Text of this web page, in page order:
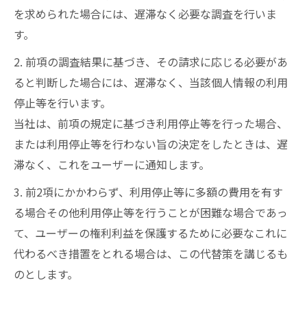
を求められた場合には、遅滞なく必要な調査を行いま
す。
2. 前項の調査結果に基づき、その請求に応じる必要があ
ると判断した場合には、遅滞なく、当該個人情報の利用
停止等を行います。
当社は、前項の規定に基づき利用停止等を行った場合、
または利用停止等を行わない旨の決定をしたときは、遅
滞なく、これをユーザーに通知します。
3. 前2項にかかわらず、利用停止等に多額の費用を有す
る場合その他利用停止等を行うことが困難な場合であっ
て、ユーザーの権利利益を保護するために必要なこれに
代わるべき措置をとれる場合は、この代替策を講じるも
のとします。